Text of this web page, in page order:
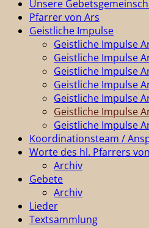
Unsere
Pfarrer von Ars
Geistliche Impulse
Geistliche Impulse
Geistliche Impulse
Geistliche Impulse
Geistliche Impulse
Geistliche Impulse
Geistliche Impulse
Geistliche Impulse
Koordinationsteam /
Worte des hl. Pfarrers
Archiv
Gebete
Archiv
Lieder
Textsammlung